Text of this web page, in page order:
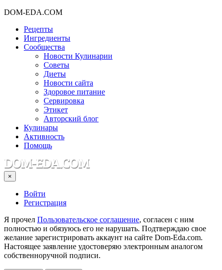
DOM-EDA.COM
Рецепты
Ингредиенты
Сообщества
Новости Кулинарии
Советы
Диеты
Новости сайта
Здоровое питание
Сервировка
Этикет
Авторский блог
Кулинары
Активность
Помощь
×
Войти
Регистрация
Я прочел Пользовательское соглашение, согласен с ним
полностью и обязуюсь его не нарушать. Подтверждаю свое
желание зарегистрировать аккаунт на сайте Dom-Eda.com.
Настоящее заявление удостоверяю электронным аналогом
собственноручной подписи.